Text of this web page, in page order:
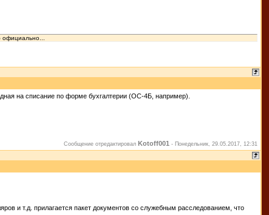
официально...
на списание по форме бухгалтерии (ОС-4Б, например).
Сообщение отредактировал Kotoff001 - Понедельник, 29.05.2017, 12:31
и т.д. прилагается пакет документов со служебным расследованием, что